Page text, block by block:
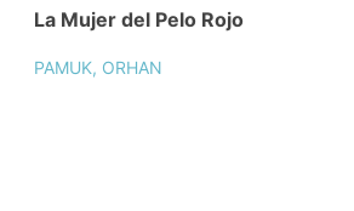
La Mujer del Pelo Rojo
PAMUK, ORHAN